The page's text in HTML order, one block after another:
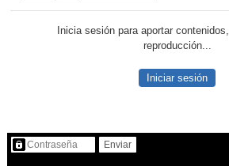
Inicia sesión para aportar
reproducción...
Iniciar sesión
Contenido protegido…